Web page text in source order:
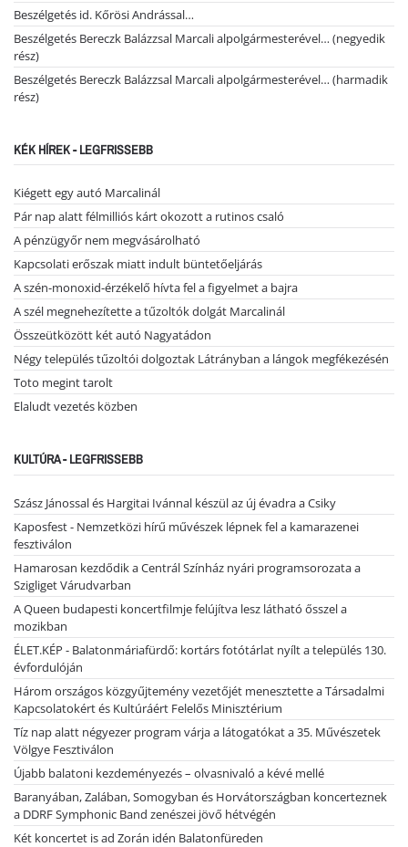
Beszélgetés id. Kőrösi Andrással…
Beszélgetés Bereczk Balázzsal Marcali alpolgármesterével… (negyedik
rész)
Beszélgetés Bereczk Balázzsal Marcali alpolgármesterével… (harmadik
rész)
KÉK HÍREK - LEGFRISSEBB
Kiégett egy autó Marcalinál
Pár nap alatt félmilliós kárt okozott a rutinos csaló
A pénzügyőr nem megvásárolható
Kapcsolati erőszak miatt indult büntetőeljárás
A szén-monoxid-érzékelő hívta fel a figyelmet a bajra
A szél megnehezítette a tűzoltók dolgát Marcalinál
Összeütközött két autó Nagyatádon
Négy település tűzoltói dolgoztak Látrányban a lángok megfékezésén
Toto megint tarolt
Elaludt vezetés közben
KULTÚRA - LEGFRISSEBB
Szász Jánossal és Hargitai Ivánnal készül az új évadra a Csiky
Kaposfest - Nemzetközi hírű művészek lépnek fel a kamarazenei
fesztiválon
Hamarosan kezdődik a Centrál Színház nyári programsorozata a
Szigliget Várudvarban
A Queen budapesti koncertfilmje felújítva lesz látható ősszel a
mozikban
ÉLET.KÉP - Balatonmáriafürdő: kortárs fotótárlat nyílt a település 130.
évfordulóján
Három országos közgyűjtemény vezetőjét menesztette a Társadalmi
Kapcsolatokért és Kultúráért Felelős Minisztérium
Tíz nap alatt négyezer program várja a látogatókat a 35. Művészetek
Völgye Fesztiválon
Újabb balatoni kezdeményezés – olvasnivaló a kévé mellé
Baranyában, Zalában, Somogyban és Horvátországban koncerteznek
a DDRF Symphonic Band zenészei jövő hétvégén
Két koncertet is ad Zorán idén Balatonfüreden